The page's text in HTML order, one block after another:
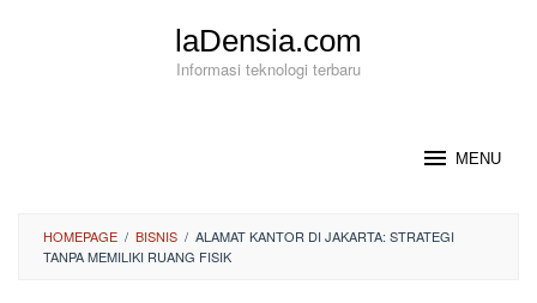
laDensia.com
Informasi teknologi terbaru
MENU
HOMEPAGE / BISNIS / ALAMAT KANTOR DI JAKARTA: STRATEGI
TANPA MEMILIKI RUANG FISIK